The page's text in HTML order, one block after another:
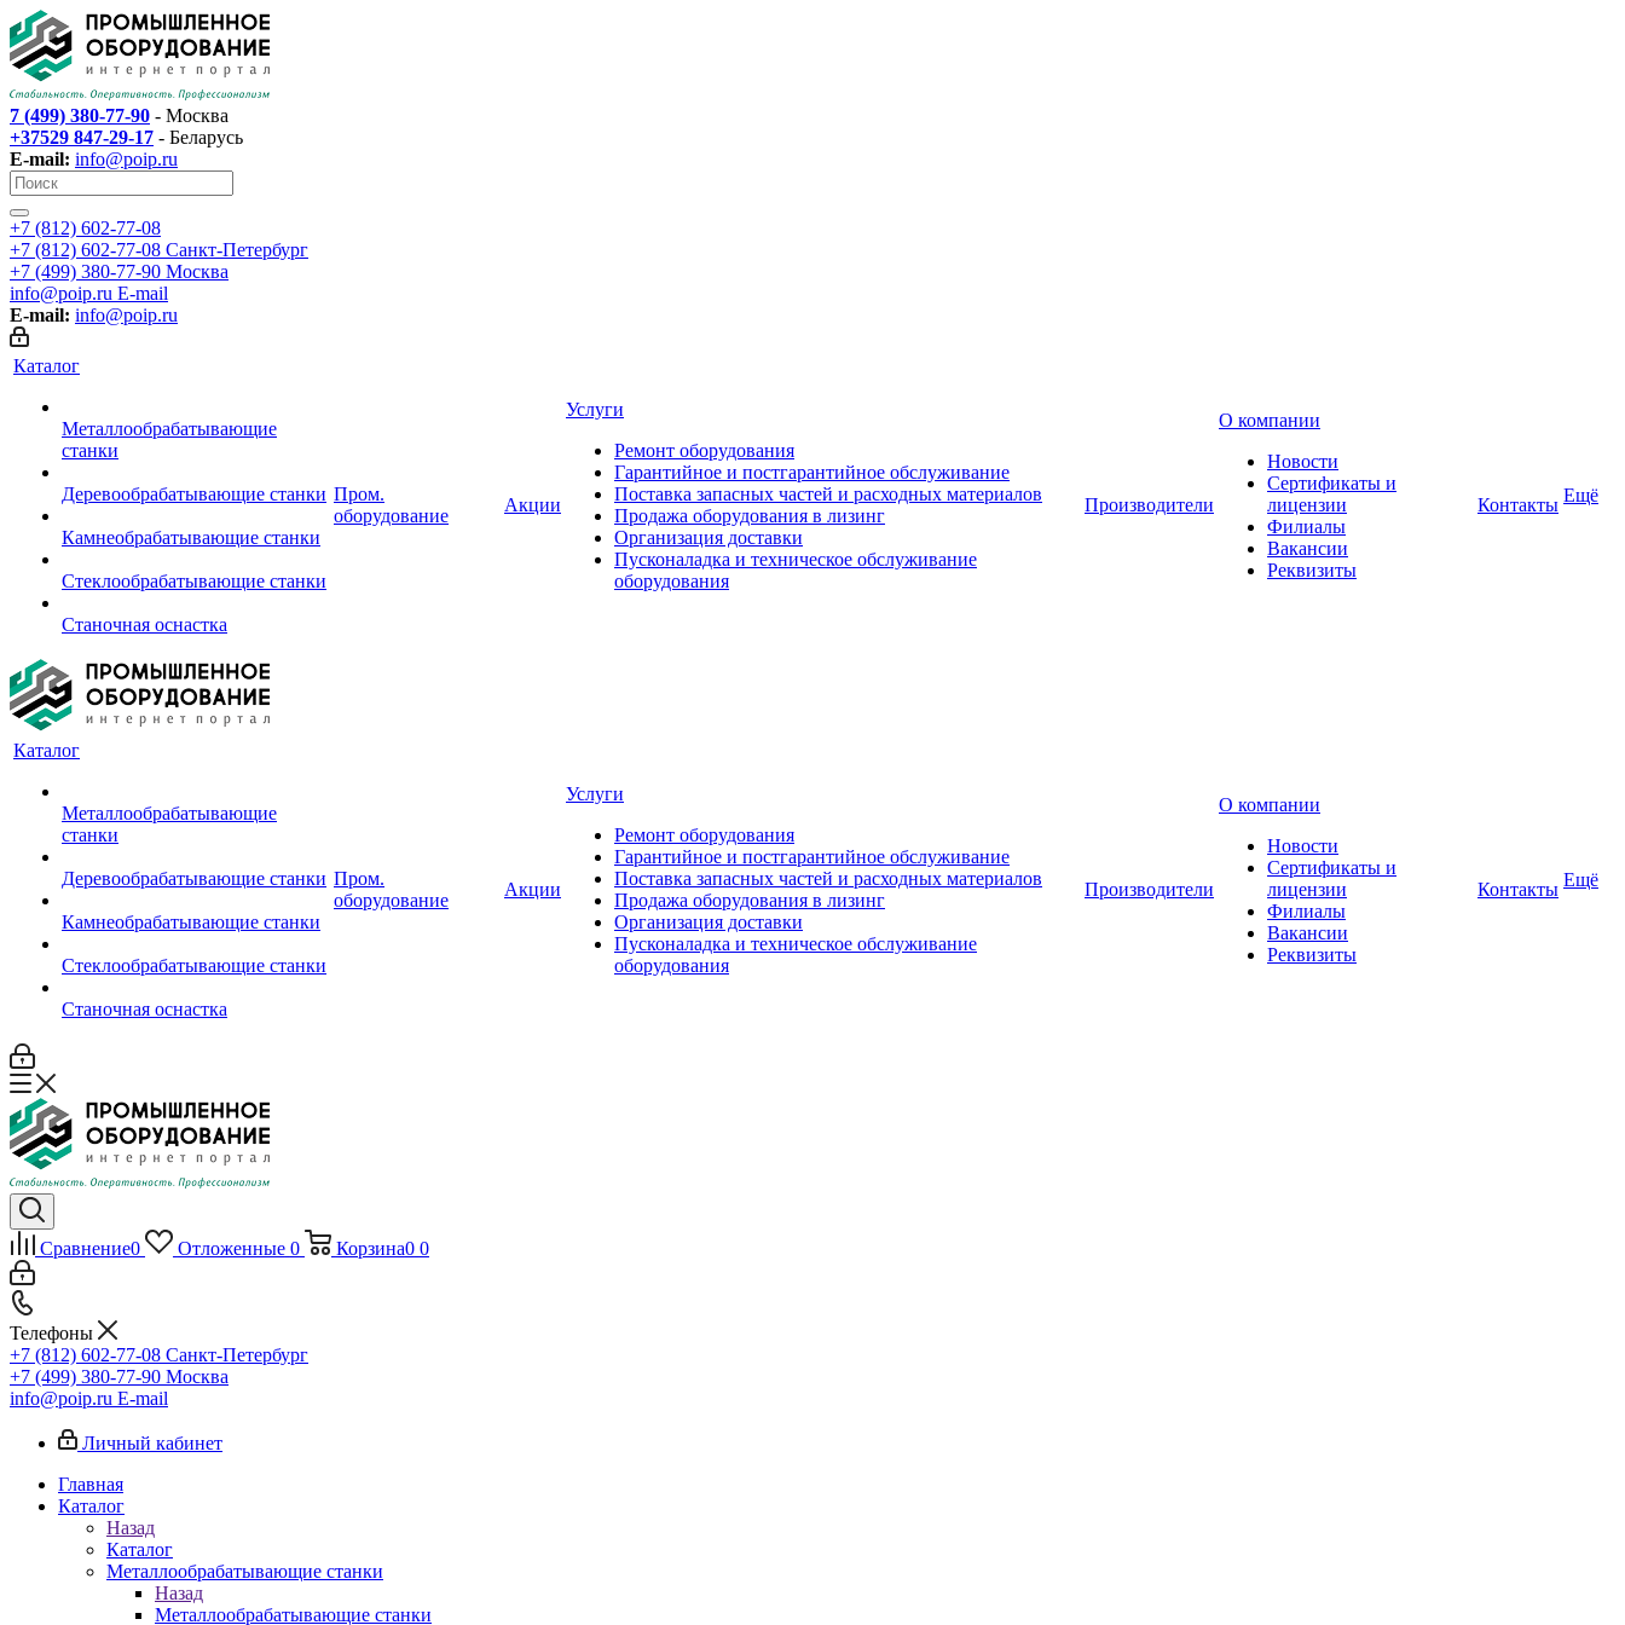
7 (499) 380-77-90 - Москва
+37529 847-29-17 - Беларусь
E-mail: info@poip.ru
+7 (812) 602-77-08
+7 (812) 602-77-08 Санкт-Петербург
+7 (499) 380-77-90 Москва
info@poip.ru E-mail
E-mail: info@poip.ru
Каталог
Металлообрабатывающие
станки
Деревообрабатывающие станки
Камнеобрабатывающие станки
Стеклообрабатывающие станки
Станочная оснастка
Пром.
оборудование
Акции
Услуги
Ремонт оборудования
Гарантийное и постгарантийное обслуживание
Поставка запасных частей и расходных материалов
Продажа оборудования в лизинг
Организация доставки
Пусконаладка и техническое обслуживание
оборудования
Производители
О компании
Новости
Сертификаты и
лицензии
Филиалы
Вакансии
Реквизиты
Контакты Ещё
Каталог
Металлообрабатывающие
станки
Деревообрабатывающие станки
Камнеобрабатывающие станки
Стеклообрабатывающие станки
Станочная оснастка
Пром.
оборудование
Акции
Услуги
Ремонт оборудования
Гарантийное и постгарантийное обслуживание
Поставка запасных частей и расходных материалов
Продажа оборудования в лизинг
Организация доставки
Пусконаладка и техническое обслуживание
оборудования
Производители
О компании
Новости
Сертификаты и
лицензии
Филиалы
Вакансии
Реквизиты
Контакты Ещё
Сравнение0 Отложенные 0 Корзина0 0
Телефоны
+7 (812) 602-77-08 Санкт-Петербург
+7 (499) 380-77-90 Москва
info@poip.ru E-mail
Личный кабинет
Главная
Каталог
Назад
Каталог
Металлообрабатывающие станки
Назад
Металлообрабатывающие станки